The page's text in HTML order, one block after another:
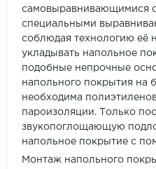
самовыравнивающимися
специальными
соблюдая технологию её
укладывать напольное
подобные непрочные
напольного покрытия на
необходима
пароизоляции. Только
звукопоглощающую
напольное покрытие с
Монтаж напольного